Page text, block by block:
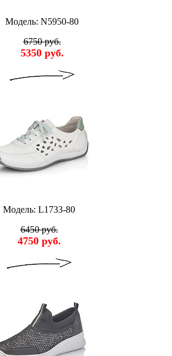
Модель: N5950-80
6750 руб.
5350 руб.
Модель: L1733-80
6450 руб.
4750 руб.